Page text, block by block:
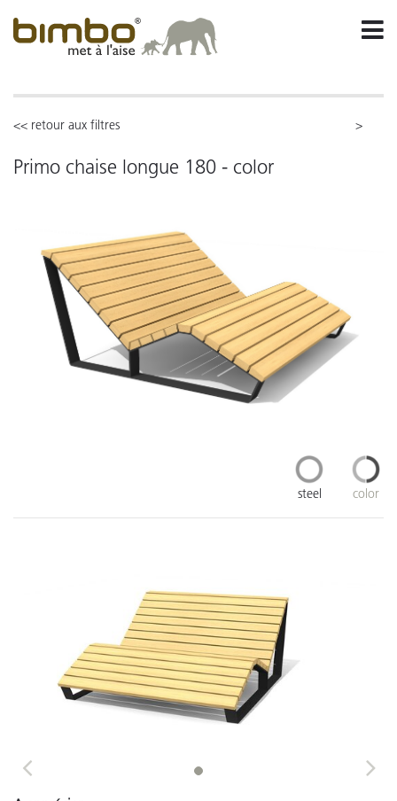
<< retour aux filtres >
Primo chaise longue 180 - color
steel color
Previous Next